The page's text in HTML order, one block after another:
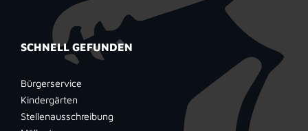
SCHNELL GEFUNDEN
Bürgerservice
Kindergärten
Stellenausschreibung